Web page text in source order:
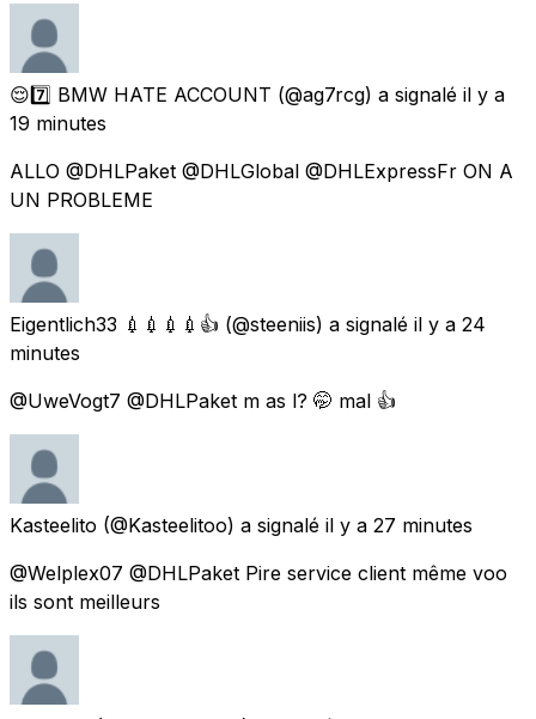
😌7️⃣ BMW HATE ACCOUNT (@ag7rcg) a signalé il y a
19 minutes
ALLO @DHLPaket @DHLGlobal @DHLExpressFr ON A
UN PROBLEME
Eigentlich33 💉💉💉💉👍 (@steeniis) a signalé il y a 24
minutes
@UweVogt7 @DHLPaket m as l? 🤭 mal 👍
Kasteelito (@Kasteelitoo) a signalé il y a 27 minutes
@Welplex07 @DHLPaket Pire service client même voo
ils sont meilleurs